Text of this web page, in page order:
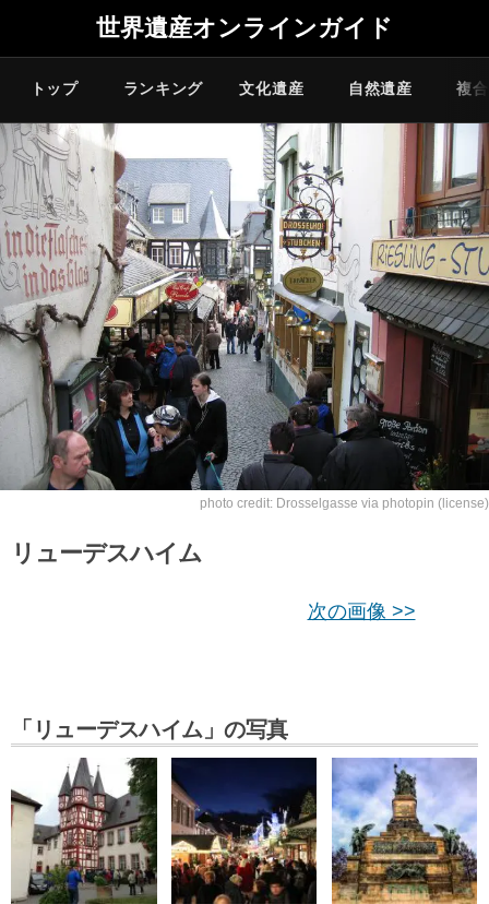
世界遺産オンラインガイド
トップ ランキング 文化遺産 自然遺産 複
photo credit: Drosselgasse via photopin (license)
リューデスハイム
次の画像 >>
「リューデスハイム」の写真